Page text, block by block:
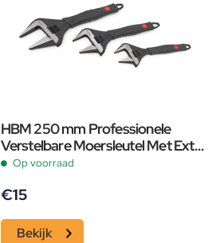
HBM 250 mm Professionele
Verstelbare Moersleutel Met Extra
Groot Bereik en Extra Smalle Bek
Op voorraad
€15
Bekijk